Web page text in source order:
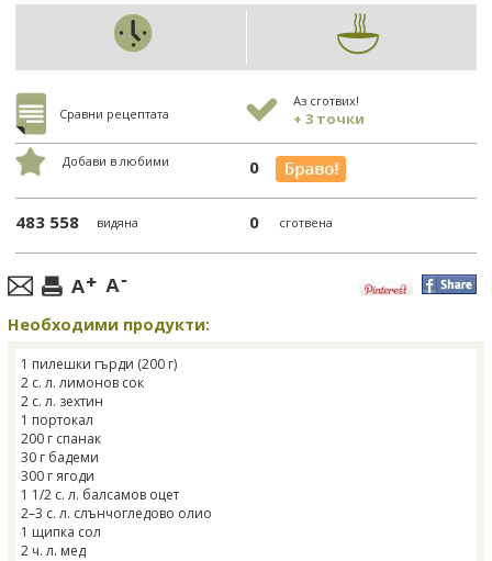
Сравни рецептата
Аз сготвих!
+ 3 точки
Добави в любими 0
483 558 видяна 0 сготвена
Необходими продукти:
1 пилешки гърди (200 г)
2 с. л. лимонов сок
2 с. л. зехтин
1 портокал
200 г спанак
30 г бадеми
300 г ягоди
1 1/2 с. л. балсамов оцет
2–3 с. л. слънчогледово олио
1 щипка сол
2 ч. л. мед